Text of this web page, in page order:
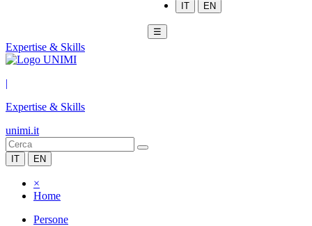
IT EN
☰
Expertise & Skills
|
Expertise & Skills
unimi.it
IT EN
×
Home
Persone